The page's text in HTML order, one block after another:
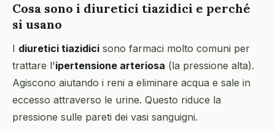
Cosa sono i diuretici tiazidici e perché
si usano
I diuretici tiazidici sono farmaci molto comuni per
trattare l'ipertensione arteriosa (la pressione alta).
Agiscono aiutando i reni a eliminare acqua e sale in
eccesso attraverso le urine. Questo riduce la
pressione sulle pareti dei vasi sanguigni.